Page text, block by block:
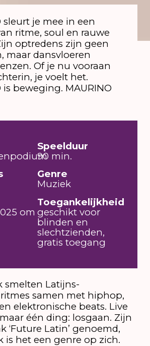
sleurt je mee in een
ritme, soul en rauwe
optredens zijn geen
maar dansvloeren
Of je nu vooraan
je voelt het.
is beweging. MAURINO
Speelduur
90 min.
Genre
Muziek
om
Toegankelijkheid
geschikt voor
blinden en
slechtzienden,
gratis toegang
smelten Latijns-
samen met hiphop,
elektronische beats. Live
één ding: losgaan. Zijn
‘Future Latin’ genoemd,
is het een genre op zich.